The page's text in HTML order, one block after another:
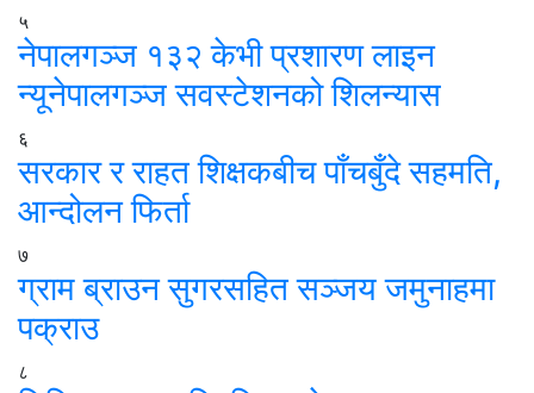
५
नेपालगञ्ज १३२ केभी प्रशारण लाइन
न्यूनेपालगञ्ज सवस्टेशनको शिलन्यास
६
सरकार र राहत शिक्षकबीच पाँचबुँदे सहमति,
आन्दोलन फिर्ता
७
ग्राम ब्राउन सुगरसहित सञ्जय जमुनाहमा
पक्राउ
८